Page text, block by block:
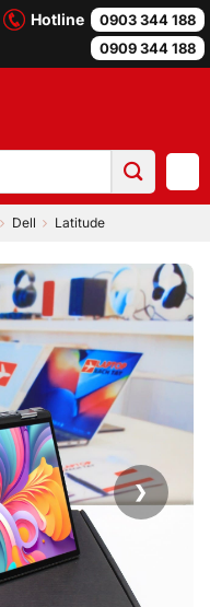
Hotline
0903 344 188
0909 344 188
Dell Latitude
❯